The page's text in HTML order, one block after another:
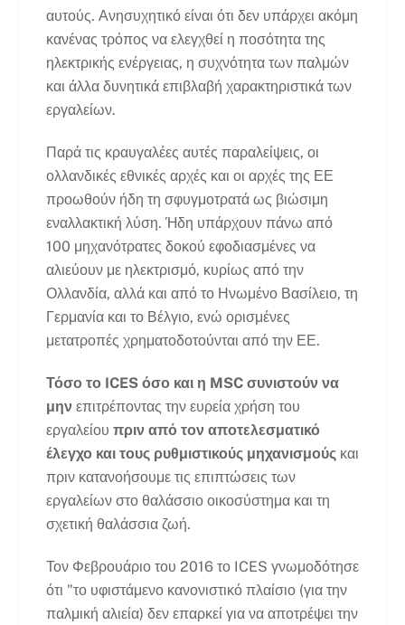
αυτούς. Ανησυχητικό είναι ότι δεν υπάρχει ακόμη
κανένας τρόπος να ελεγχθεί η ποσότητα της
ηλεκτρικής ενέργειας, η συχνότητα των παλμών
και άλλα δυνητικά επιβλαβή χαρακτηριστικά των
εργαλείων.
Παρά τις κραυγαλέες αυτές παραλείψεις, οι
ολλανδικές εθνικές αρχές και οι αρχές της ΕΕ
προωθούν ήδη τη σφυγμοτρατά ως βιώσιμη
εναλλακτική λύση. Ήδη υπάρχουν πάνω από
100 μηχανότρατες δοκού εφοδιασμένες να
αλιεύουν με ηλεκτρισμό, κυρίως από την
Ολλανδία, αλλά και από το Ηνωμένο Βασίλειο, τη
Γερμανία και το Βέλγιο, ενώ ορισμένες
μετατροπές χρηματοδοτούνται από την ΕΕ.
Τόσο το ICES όσο και η MSC συνιστούν να
μην επιτρέποντας την ευρεία χρήση του
εργαλείου πριν από τον αποτελεσματικό
έλεγχο και τους ρυθμιστικούς μηχανισμούς και
πριν κατανοήσουμε τις επιπτώσεις των
εργαλείων στο θαλάσσιο οικοσύστημα και τη
σχετική θαλάσσια ζωή.
Τον Φεβρουάριο του 2016 το ICES γνωμοδότησε
ότι "το υφιστάμενο κανονιστικό πλαίσιο (για την
παλμική αλιεία) δεν επαρκεί για να αποτρέψει την